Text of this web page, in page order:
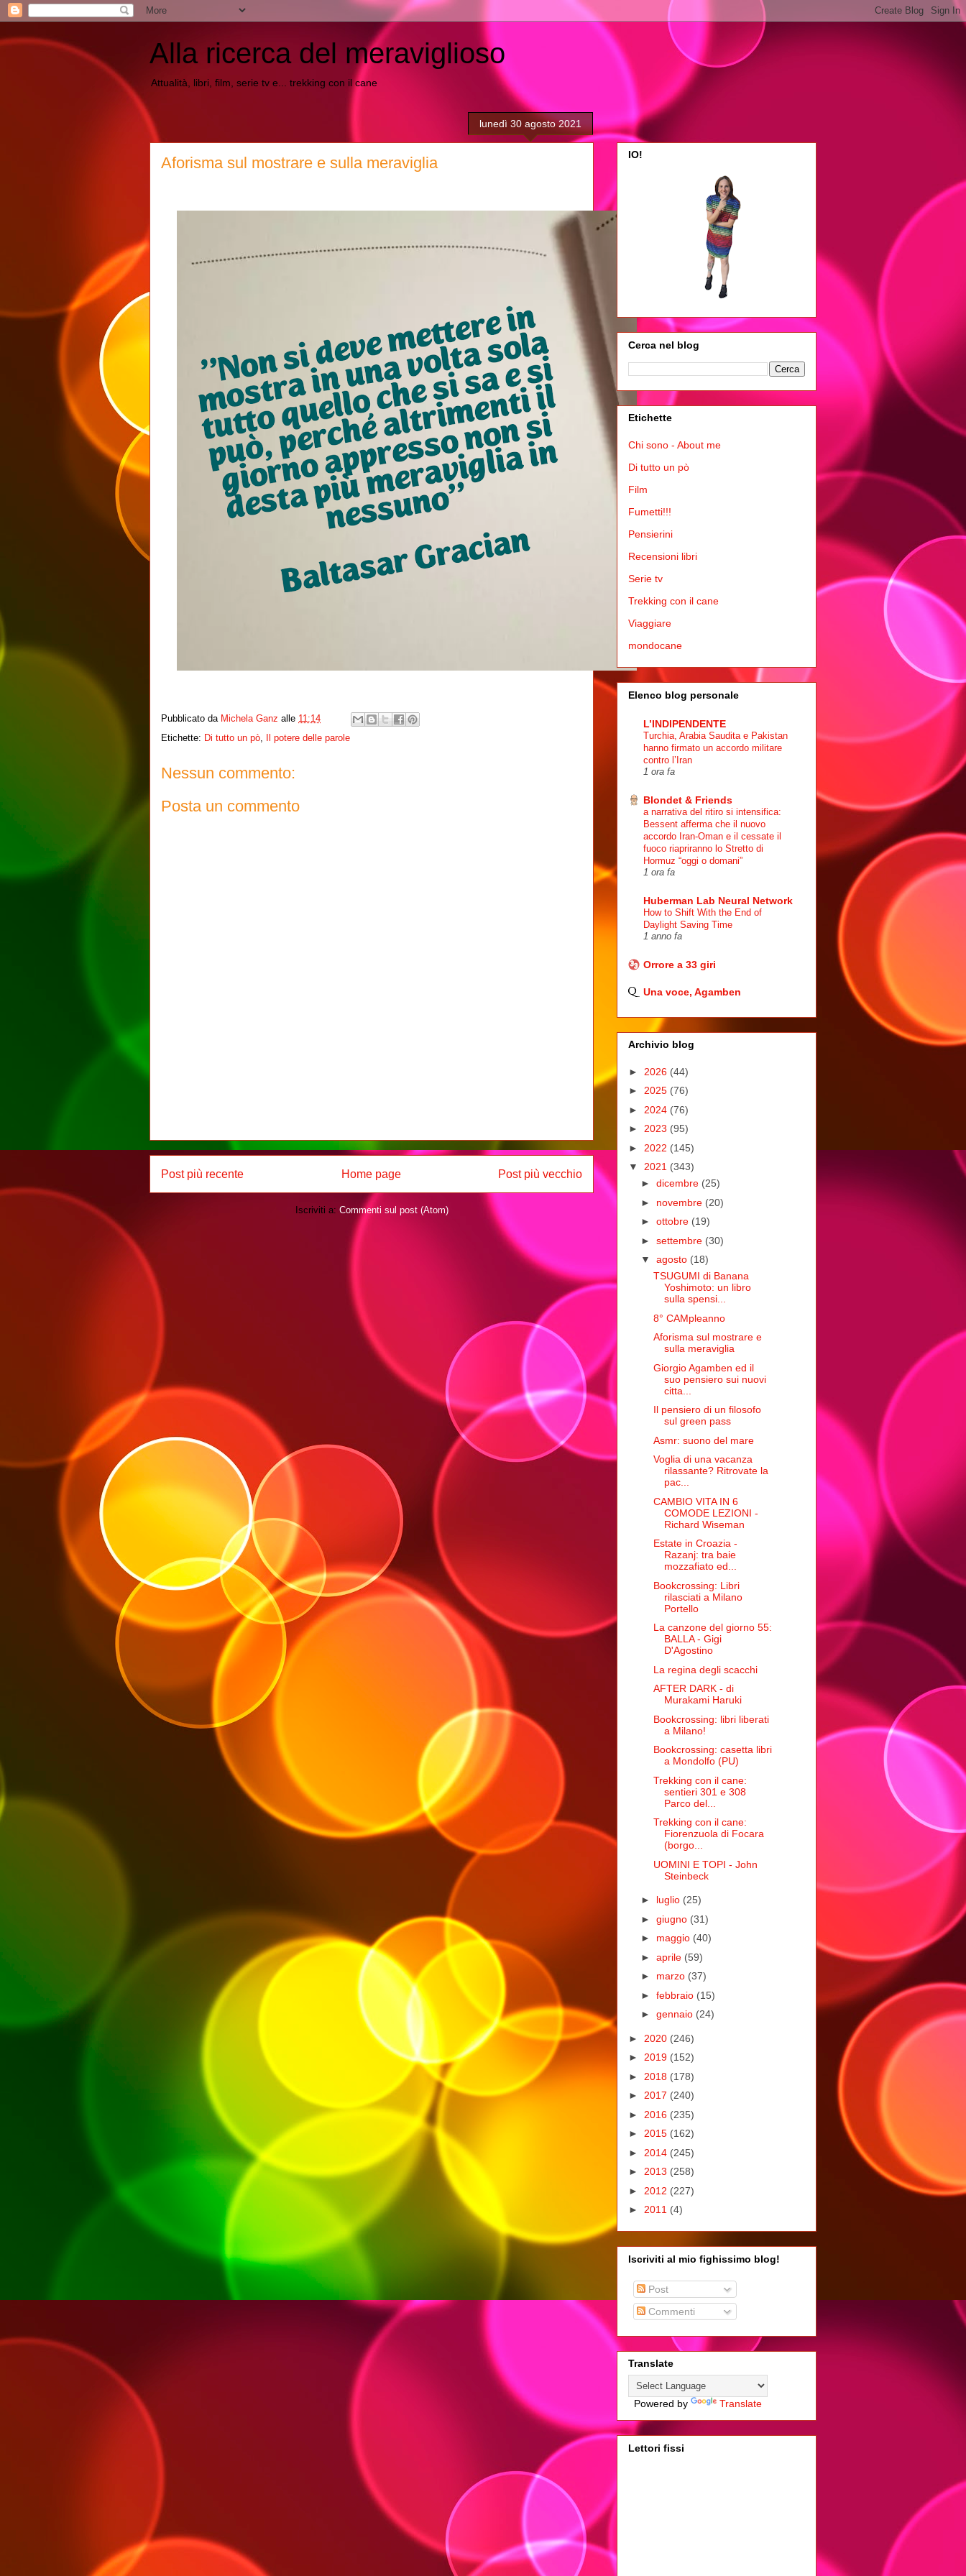
Alla ricerca del meraviglioso
Attualità, libri, film, serie tv e... trekking con il cane
lunedì 30 agosto 2021
Aforisma sul mostrare e sulla meraviglia
Pubblicato da Michela Ganz alle 11:14
Etichette: Di tutto un pò, Il potere delle parole
Nessun commento:
Posta un commento
Post più recente Post più vecchio
Home page
Iscriviti a: Commenti sul post (Atom)
IO!
Cerca nel blog
Etichette
Chi sono - About me
Di tutto un pò
Film
Fumetti!!!
Pensierini
Recensioni libri
Serie tv
Trekking con il cane
Viaggiare
mondocane
Elenco blog personale
L’INDIPENDENTE
Turchia, Arabia Saudita e Pakistan
hanno firmato un accordo militare
contro l’Iran
1 ora fa
Blondet & Friends
a narrativa del ritiro si intensifica:
Bessent afferma che il nuovo
accordo Iran-Oman e il cessate il
fuoco riapriranno lo Stretto di
Hormuz “oggi o domani”
1 ora fa
Huberman Lab Neural Network
How to Shift With the End of
Daylight Saving Time
1 anno fa
Orrore a 33 giri
Una voce, Agamben
Archivio blog
► 2026 (44)
► 2025 (76)
► 2024 (76)
► 2023 (95)
► 2022 (145)
▼ 2021 (343)
► dicembre (25)
► novembre (20)
► ottobre (19)
► settembre (30)
▼ agosto (18)
TSUGUMI di Banana
Yoshimoto: un libro
sulla spensi...
8° CAMpleanno
Aforisma sul mostrare e
sulla meraviglia
Giorgio Agamben ed il
suo pensiero sui nuovi
citta...
Il pensiero di un filosofo
sul green pass
Asmr: suono del mare
Voglia di una vacanza
rilassante? Ritrovate la
pac...
CAMBIO VITA IN 6
COMODE LEZIONI -
Richard Wiseman
Estate in Croazia -
Razanj: tra baie
mozzafiato ed...
Bookcrossing: Libri
rilasciati a Milano
Portello
La canzone del giorno 55:
BALLA - Gigi
D'Agostino
La regina degli scacchi
AFTER DARK - di
Murakami Haruki
Bookcrossing: libri liberati
a Milano!
Bookcrossing: casetta libri
a Mondolfo (PU)
Trekking con il cane:
sentieri 301 e 308
Parco del...
Trekking con il cane:
Fiorenzuola di Focara
(borgo...
UOMINI E TOPI - John
Steinbeck
► luglio (25)
► giugno (31)
► maggio (40)
► aprile (59)
► marzo (37)
► febbraio (15)
► gennaio (24)
► 2020 (246)
► 2019 (152)
► 2018 (178)
► 2017 (240)
► 2016 (235)
► 2015 (162)
► 2014 (245)
► 2013 (258)
► 2012 (227)
► 2011 (4)
Iscriviti al mio fighissimo blog!
Post
Commenti
Translate
Powered by Translate
Lettori fissi